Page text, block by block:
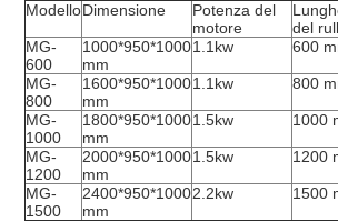
ModelloDimensione
Potenza del
motore
del
MG-
600
1000*950*1000
mm
1.1kw 600
MG-
800
1600*950*1000
mm
1.1kw 800
MG-
1000
1800*950*1000
mm
1.5kw 1000
MG-
1200
2000*950*1000
mm
1.5kw 1200
MG-
1500
2400*950*1000
mm
2.2kw 1500